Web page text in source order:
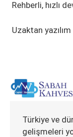
Rehberli, hızlı
Uzaktan
Türkiye ve
gelişmeleri